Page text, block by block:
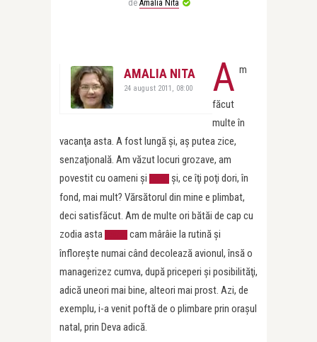
de Amalia Nita
AMALIA NITA
24 august 2011, 08:00 A m
făcut
multe în
vacanţa asta. A fost lungă şi, aş putea zice,
senzaţională. Am văzut locuri grozave, am
povestit cu oameni şi
şi, ce îţi poţi dori, în
fond, mai mult? Vărsătorul din mine e plimbat,
deci satisfăcut. Am de multe ori bătăi de cap cu
zodia asta
cam mârâie la rutină şi
înfloreşte numai când decolează avionul, însă o
managerizez cumva, după priceperi şi posibilităţi,
adică uneori mai bine, alteori mai prost. Azi, de
exemplu, i-a venit poftă de o plimbare prin oraşul
natal, prin Deva adică.